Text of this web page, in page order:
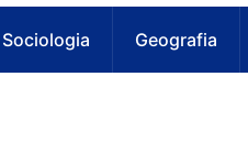
Sociologia Geografia